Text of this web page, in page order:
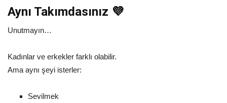
Aynı Takımdasınız 💜
Unutmayın…
Kadınlar ve erkekler farklı olabilir.
Ama aynı şeyi isterler:
Sevilmek